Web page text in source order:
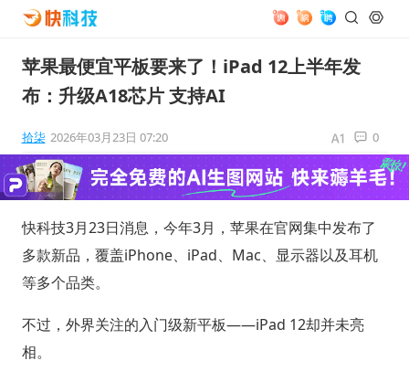
苹果最便宜平板要来了！iPad 12上半年发
布：升级A18芯片 支持AI
拾柒 2026年03月23日 07:20 0
快科技3月23日消息，今年3月，苹果在官网集中发布了
多款新品，覆盖iPhone、iPad、Mac、显示器以及耳机
等多个品类。
不过，外界关注的入门级新平板——iPad 12却并未亮
相。